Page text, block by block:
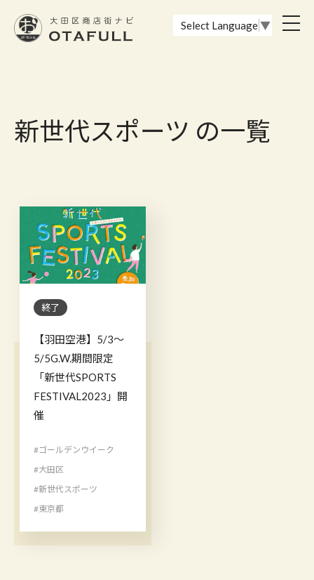
Select Language ▼
新世代スポーツ の一覧
終了
【羽田空港】5/3〜
5/5G.W.期間限定
「新世代SPORTS
FESTIVAL2023」開
催
#ゴールデンウイーク
#大田区
#新世代スポーツ
#東京都